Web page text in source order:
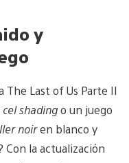
y
The Last of Us Parte II
cel shadingo un juego
noiren blanco y
Con la actualización